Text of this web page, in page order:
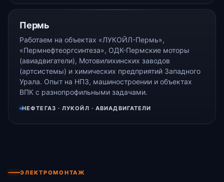
Пермь
Работаем на объектах «ЛУКОЙЛ-Пермь»,
«Пермнефтеоргсинтеза», ОДК-Пермские моторы
(авиадвигатели), Мотовилихинских заводов
(артсистемы) и химических предприятий Западного
Урала. Опыт на НПЗ, машиностроении и объектах
ВПК с разнопрофильными задачами.
НЕФТЕГАЗ · ЛУКОЙЛ · АВИАДВИГАТЕЛИ
ЭЛЕКТРОМОНТАЖ